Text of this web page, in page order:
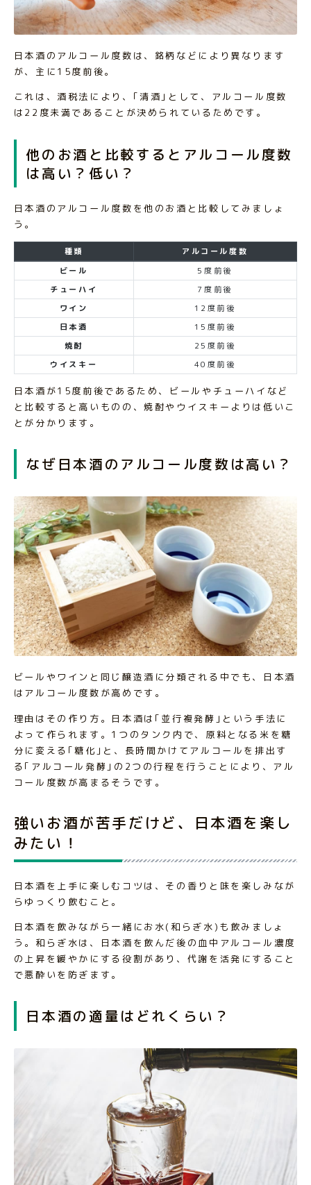
日本酒のアルコール度数は、銘柄などにより異なります
が、主に15度前後。
これは、酒税法により、｢清酒｣として、アルコール度数
は22度未満であることが決められているためです。
他のお酒と比較するとアルコール度数
は高い？低い？
日本酒のアルコール度数を他のお酒と比較してみましょ
う。
種類
アルコール度数
ビール
5度前後
チューハイ
7度前後
ワイン
12度前後
日本酒
15度前後
焼酎
25度前後
ウイスキー
40度前後
日本酒が15度前後であるため、ビールやチューハイなど
と比較すると高いものの、焼酎やウイスキーよりは低いこ
とが分かります。
なぜ日本酒のアルコール度数は高い？
ビールやワインと同じ醸造酒に分類される中でも、日本酒
はアルコール度数が高めです。
理由はその作り方。日本酒は｢並行複発酵｣という手法に
よって作られます。1つのタンク内で、原料となる米を糖
分に変える｢糖化｣と、長時間かけてアルコールを排出す
る｢アルコール発酵｣の2つの行程を行うことにより、アル
コール度数が高まるそうです。
強いお酒が苦手だけど、日本酒を楽し
みたい！
日本酒を上手に楽しむコツは、その香りと味を楽しみなが
らゆっくり飲むこと。
日本酒を飲みながら一緒にお水(和らぎ水)も飲みましょ
う。和らぎ水は、日本酒を飲んだ後の血中アルコール濃度
の上昇を緩やかにする役割があり、代謝を活発にすること
で悪酔いを防ぎます。
日本酒の適量はどれくらい？